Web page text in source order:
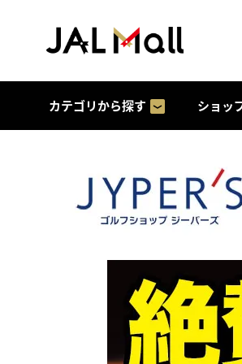
カテゴリから探す ショッ